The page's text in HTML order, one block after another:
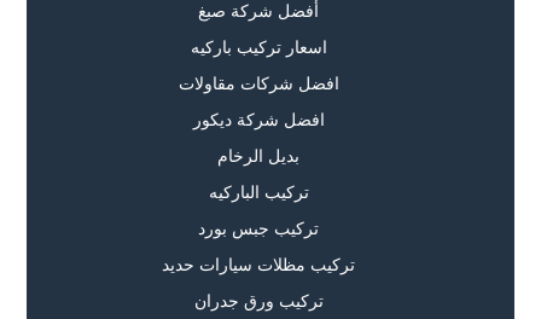
أفضل شركة صبغ
اسعار تركيب باركيه
افضل شركات مقاولات
افضل شركة ديكور
بديل الرخام
تركيب الباركيه
تركيب جبس بورد
تركيب مظلات سيارات حديد
تركيب ورق جدران